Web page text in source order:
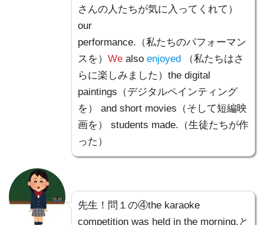
さんの人たちが気に入ってくれて）
our
performance.（私たちのパフォーマン
スを） We also enjoyed
（私たちはさ
らに楽しみました）the digital
paintings（デジタルペインティング
を） and short movies（そして短編映
画を） students made.（生徒たちが作
った）
先生！問１の④the karaoke
competition was held in the morning.と